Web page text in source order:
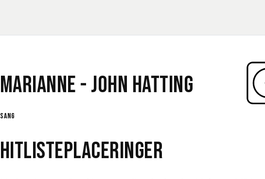
Marianne -John Hatting
sang
Hitlisteplaceringer